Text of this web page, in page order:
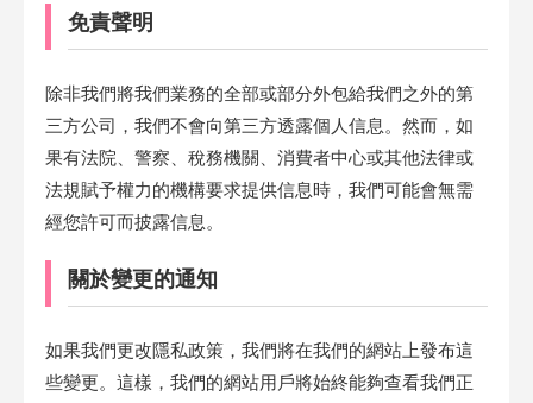
免責聲明
除非我們將我們業務的全部或部分外包給我們之外的第
三方公司，我們不會向第三方透露個人信息。然而，如
果有法院、警察、稅務機關、消費者中心或其他法律或
法規賦予權力的機構要求提供信息時，我們可能會無需
經您許可而披露信息。
關於變更的通知
如果我們更改隱私政策，我們將在我們的網站上發布這
些變更。這樣，我們的網站用戶將始終能夠查看我們正